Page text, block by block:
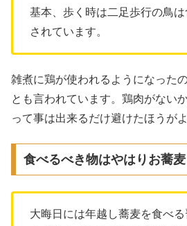
基本、歩く時は二足歩行の鳥
されています。
雑煮に鶏が使われるようになった
とも言われています。鶏肉がない
って事は出来るだけ避けたほうが
食べるべき物はやはりお蕎
大晦日には年越し蕎麦を食べる